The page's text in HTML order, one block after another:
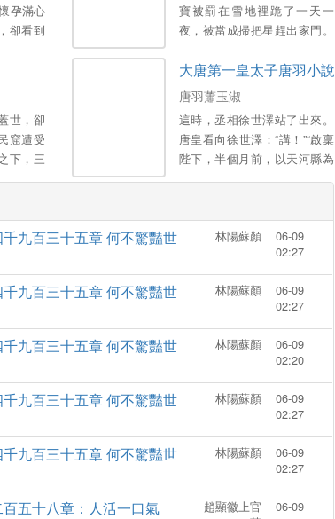
孕滿心
卻看到
得體無
協議
後她就
再無音
世界去
寶被罰在雪地裡跪了一天一
夜，被當成掃把星趕出家門。
趕到，把小粟寶抱在懷裡！ 大
舅舅麵色冰寒：天涼了，我看
林家該破產了。 二舅舅怒目圓
瞪：傷我小寶者，雖遠必誅！
蘇家老爺子更是當場拿起柺杖
將渣爹爆錘了一頓！ 渣爹後悔
又不甘：蘇家小千金又怎樣，
掃把星！ 誰知小粟寶回到蘇家
後，幾個舅舅運勢越來越好，
跳起廣場舞...... 最後天降神一
般的霸總爹爹，將她寵成了全
世，卻
窟遭受
下，三
整個神
大唐第一皇太子唐羽小說
唐羽蕭玉淑
這時，丞相徐世澤站了出來。
唐皇看向徐世澤：“講！”“啟稟
陛下，半個月前，以天河縣為
中心發生洪澇災害，並且今年
害，糧食嚴重減產，流民四
起，目前京城內快彙聚十萬流
民了！”徐世澤立刻講述。唐皇
驚訝道：“今年洪澇災害跟害蟲
氾濫這麼嚴重嗎？”...。
九百三十五章 何不驚豔世
林陽蘇顏
06-09
02:27
九百三十五章 何不驚豔世
林陽蘇顏
06-09
02:27
九百三十五章 何不驚豔世
林陽蘇顏
06-09
02:20
九百三十五章 何不驚豔世
林陽蘇顏
06-09
02:27
九百三十五章 何不驚豔世
林陽蘇顏
06-09
02:27
五十八章：人活一口氣
趙顯徽上官
06-09